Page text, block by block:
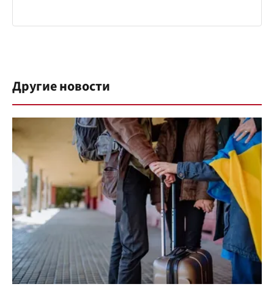
Другие новости